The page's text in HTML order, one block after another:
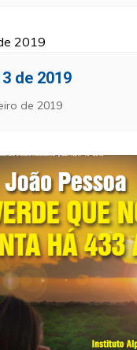
de 2019
de 2019